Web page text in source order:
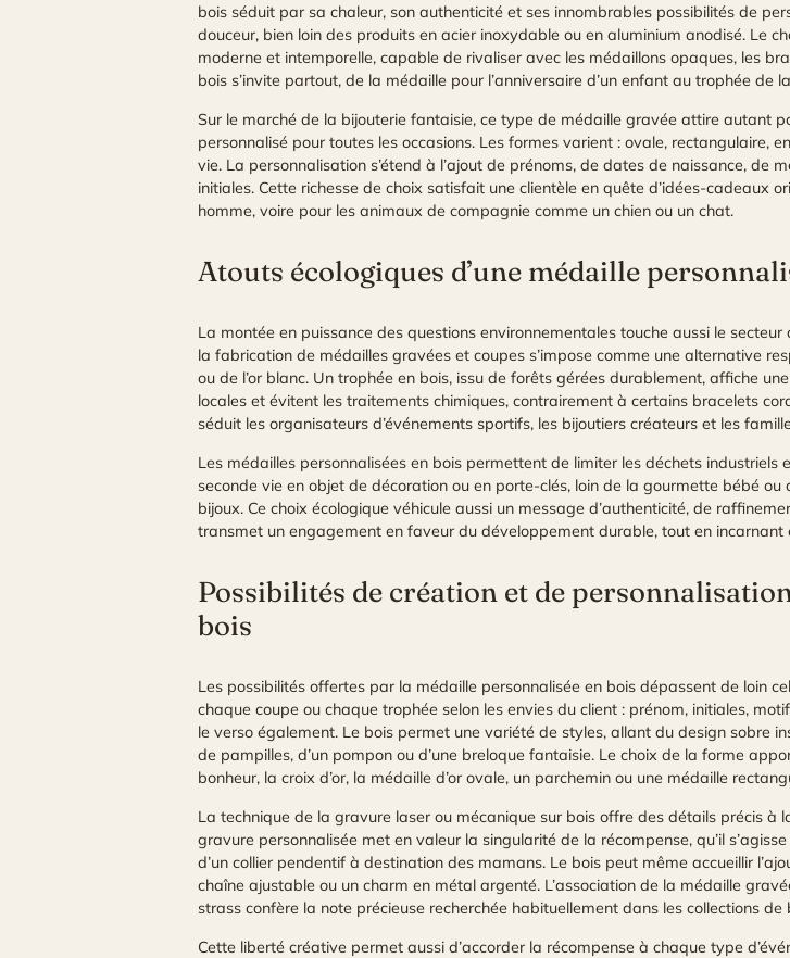
bois séduit par sa chaleur, son authenticité et ses innombrables possibilités de
douceur, bien loin des produits en acier inoxydable ou en aluminium anodisé. Le
moderne et intemporelle, capable de rivaliser avec les médaillons opaques, les
bois s’invite partout, de la médaille pour l’anniversaire d’un enfant au trophée
Sur le marché de la bijouterie fantaisie, ce type de médaille gravée attire autant
personnalisé pour toutes les occasions. Les formes varient : ovale, rectangulaire,
vie. La personnalisation s’étend à l’ajout de prénoms, de dates de naissance, de
initiales. Cette richesse de choix satisfait une clientèle en quête d’idées-cadeaux
homme, voire pour les animaux de compagnie comme un chien ou un chat.
Atouts écologiques d’une médaille
La montée en puissance des questions environnementales touche aussi le
la fabrication de médailles gravées et coupes s’impose comme une alternative
ou de l’or blanc. Un trophée en bois, issu de forêts gérées durablement, affiche
locales et évitent les traitements chimiques, contrairement à certains bracelets
séduit les organisateurs d’événements sportifs, les bijoutiers créateurs et les
Les médailles personnalisées en bois permettent de limiter les déchets
seconde vie en objet de décoration ou en porte-clés, loin de la gourmette bébé
bijoux. Ce choix écologique véhicule aussi un message d’authenticité, de
transmet un engagement en faveur du développement durable, tout en
Possibilités de création et de
bois
Les possibilités offertes par la médaille personnalisée en bois dépassent de loin
chaque coupe ou chaque trophée selon les envies du client : prénom, initiales,
le verso également. Le bois permet une variété de styles, allant du design sobre
de pampilles, d’un pompon ou d’une breloque fantaisie. Le choix de la forme
bonheur, la croix d’or, la médaille d’or ovale, un parchemin ou une médaille
La technique de la gravure laser ou mécanique sur bois offre des détails précis
gravure personnalisée met en valeur la singularité de la récompense, qu’il
d’un collier pendentif à destination des mamans. Le bois peut même accueillir
chaîne ajustable ou un charm en métal argenté. L’association de la médaille
strass confère la note précieuse recherchée habituellement dans les collections de
Cette liberté créative permet aussi d’accorder la récompense à chaque type